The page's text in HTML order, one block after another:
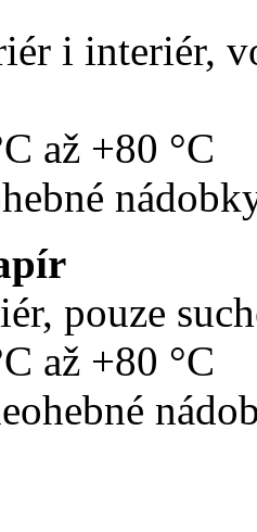
i interiér,
až +80 °C
pouze
až +80 °C